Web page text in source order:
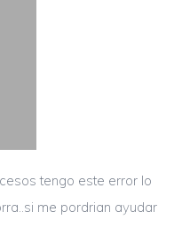
tengo este error lo
me pordrian ayudar